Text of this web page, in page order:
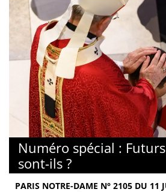
Numéro spécial :
sont-ils ?
PARIS NOTRE-DAME N° 2105 DU 11